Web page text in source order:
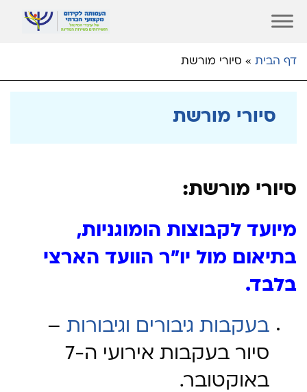
דף הבית » סיורי מורשת
סיורי מורשת
סיורי מורשת:
מיועד לקבוצות הומוגניות,
בתיאום מול יו”ר הוועד הארצי
בלבד.
בעקבות גיבורים וגיבורות –
סיור בעקבות אירועי ה-7
באוקטובר.